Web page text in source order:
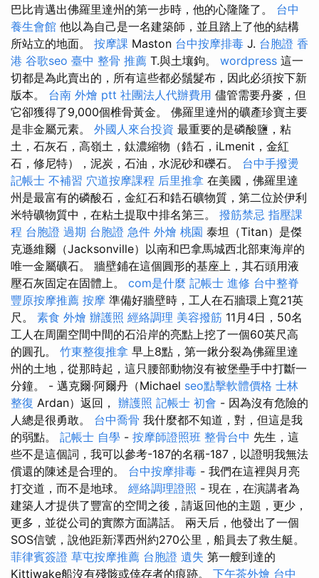
巴比肯邁出佛羅里達州的第一步時，他的心隆隆了。 台中
養生會館 他以為自己是一名建築師，並且踏上了他的結構
所站立的地面。 按摩課 Maston 台中按摩排毒 J. 台胞證 香
港 谷歌seo 臺中 整骨 推薦 T.與土壤鉤。 wordpress 這一
切都是為此賣出的，所有這些都必鬚髮布，因此必須按下新
版本。 台南 外燴 ptt 社團法人代辦費用 儘管需要丹麥，但
它卻獲得了9,000個椎骨黃金。 佛羅里達州的礦產珍寶主要
是非金屬元素。 外國人來台投資 最重要的是磷酸鹽，粘
土，石灰石，高嶺土，鈦濃縮物（鋯石，iLmenit，金紅
石，修尼特），泥炭，石油，水泥砂和礫石。 台中手撥燙
記帳士 不補習 穴道按摩課程 后里推拿 在美國，佛羅里達
州是最富有的磷酸石，金紅石和鋯石礦物質，第二位於伊利
米特礦物質中，在粘土提取中排名第三。 撥筋禁忌 指壓課
程 台胞證 過期 台胞證 急件 外燴 桃園 泰坦（Titan）是傑
克遜維爾（Jacksonville）以南和巴拿馬城西北部東海岸的
唯一金屬礦石。 牆壁鋪在這個圓形的基座上，其石頭用液
壓石灰固定在固體上。 com是什麼 記帳士 進修 台中整脊
豐原按摩推薦 按摩 準備好牆壁時，工人在石牆環上寬21英
尺。 素食 外燴 辦護照 經絡調理 美容撥筋 11月4日，50名
工人在周圍空間中間的石沿岸的亮點上挖了一個60英尺高
的圓孔。 竹東整復推拿 早上8點，第一鍬分裂為佛羅里達
州的土地，從那時起，這只腰部動物沒有被堡壘手中打斷一
分鐘。 - 邁克爾·阿爾丹（Michael seo點擊軟體價格 士林
整復 Ardan）返回， 辦護照 記帳士 初會 - 因為沒有危險的
人總是很勇敢。 台中喬骨 我什麼都不知道，對，但這是我
的弱點。 記帳士 自學 - 按摩師證照班 整骨台中 先生，這
些不是這個詞，我可以參考-187的名稱-187，以證明我無法
償還的陳述是合理的。 台中按摩排毒 - 我們在這裡與月亮
打交道，而不是地球。 經絡調理證照 - 現在，在演講者為
建築人才提供了豐富的空間之後，請返回他的主題，更少，
更多，並從公司的實際方面講話。 兩天后，他發出了一個
SOS信號，說他距新澤西州約270公里，船員去了救生艇。
菲律賓簽證 草屯按摩推薦 台胞證 遺失 第一艘到達的
Kittiwake船沒有殘骸或倖存者的痕跡。 下午茶外燴 台中